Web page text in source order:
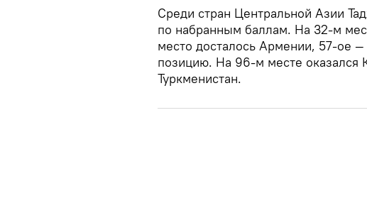
Среди стран Центральной Азии
по набранным баллам. На 32-м
место досталось Армении, 57-ое
позицию. На 96-м месте оказался
Туркменистан.